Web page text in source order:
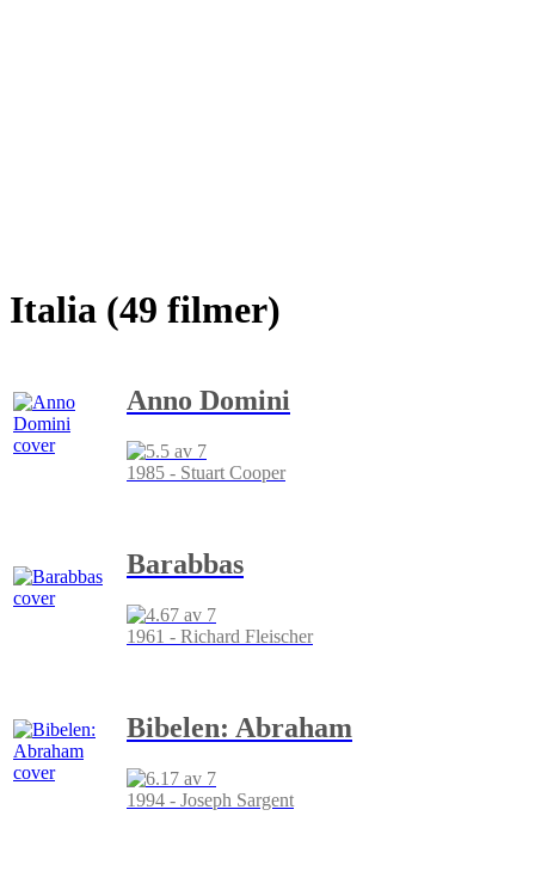
Italia (49 filmer)
Anno Domini
1985 - Stuart Cooper
Barabbas
1961 - Richard Fleischer
Bibelen: Abraham
1994 - Joseph Sargent